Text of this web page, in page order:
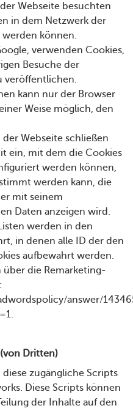
Webseite besuchten
in dem Netzwerk der
können.
verwenden Cookies,
Besuche der
veröffentlichen.
kann nur der Browser
Weise möglich, den
der Webseite schließen
ein, mit dem die Cookies
werden können,
werden kann, die
mit seinem
Daten anzeigen wird.
werden in den
in denen alle ID der den
aufbewahrt werden.
die Remarketing-
answer/
.
Dritten)
zugängliche Scripts
Diese Scripts können
der Inhalte auf den